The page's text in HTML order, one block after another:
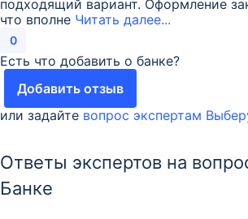
подходящий вариант. Оформление
что вполне Читать далее...
0
Есть что добавить о банке?
Добавить отзыв
или задайте вопрос экспертам
Ответы экспертов на
Банке